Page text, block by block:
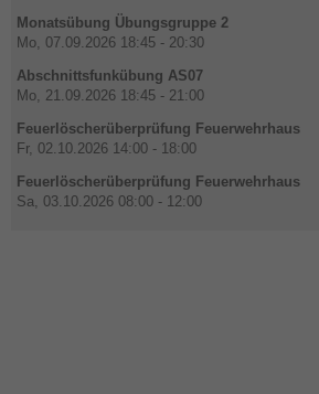
Monatsübung Übungsgruppe 2
Mo, 07.09.2026 18:45 - 20:30
Abschnittsfunkübung AS07
Mo, 21.09.2026 18:45 - 21:00
Feuerlöscherüberprüfung Feuerwehrhaus
Fr, 02.10.2026 14:00 - 18:00
Feuerlöscherüberprüfung Feuerwehrhaus
Sa, 03.10.2026 08:00 - 12:00